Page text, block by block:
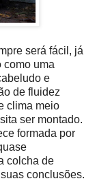
será fácil, já
como uma
e
de fluidez
clima meio
ser montado.
formada por
colcha de
conclusões.